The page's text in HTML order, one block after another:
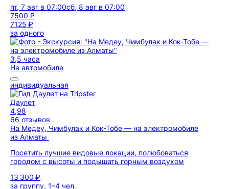
пт, 7 авг в 07:00сб, 8 авг в 07:00
7500 ₽
7125 ₽
за одного
3,5 часа
На автомобиле
индивидуальная
Даулет
4,98
66 отзывов
На Медеу, Чимбулак и Кок-Тобе — на электромобиле
из Алматы
Посетить лучшие видовые локации, полюбоваться
городом с высоты и подышать горным воздухом
13 300 ₽
за группу, 1–4 чел.